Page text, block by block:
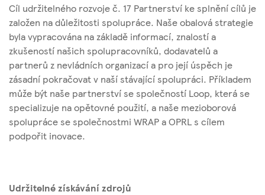
Cíl udržitelného rozvoje č. 17 Partnerství ke splnění cílů je
založen na důležitosti spolupráce. Naše obalová strategie
byla vypracována na základě informací, znalostí a
zkušeností našich spolupracovníků, dodavatelů a
partnerů z nevládních organizací a pro její úspěch je
zásadní pokračovat v naší stávající spolupráci. Příkladem
může být naše partnerství se společností Loop, která se
specializuje na opětovné použití, a naše mezioborová
spolupráce se společnostmi WRAP a OPRL s cílem
podpořit inovace.
Udržitelné získávání zdrojů